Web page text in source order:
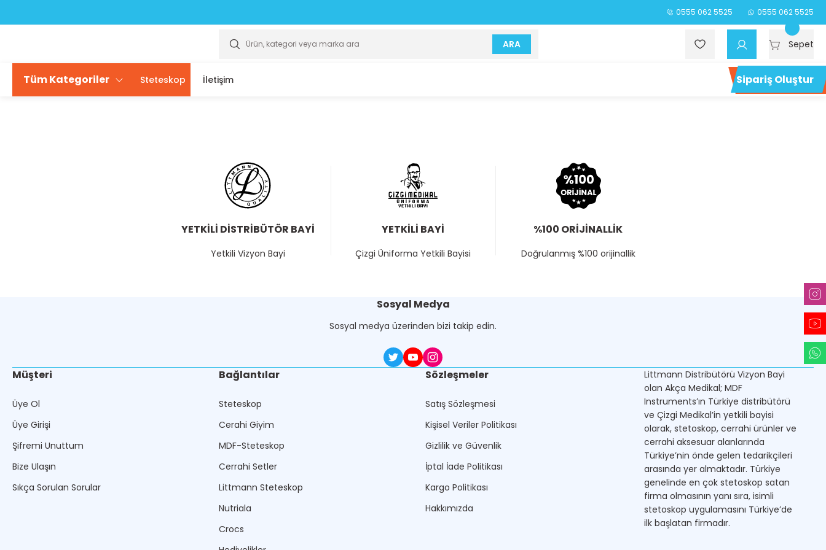
0555 062 5525 0555 062 5525
ARA Sepet
Tüm Kategoriler Steteskop İletişim Sipariş Oluştur
YETKİLİ DİSTRİBÜTÖR BAYİ
Yetkili Vizyon Bayi
YETKİLİ BAYİ
Çizgi Üniforma Yetkili Bayisi
%100 ORİJİNALLİK
Doğrulanmış %100 orijinallik
Sosyal Medya
Sosyal medya üzerinden bizi takip edin.
Müşteri
Üye Ol
Üye Girişi
Şifremi Unuttum
Bize Ulaşın
Sıkça Sorulan Sorular
Bağlantılar
Steteskop
Cerahi Giyim
MDF-Steteskop
Cerrahi Setler
Littmann Steteskop
Nutriala
Crocs
Sözleşmeler
Satış Sözleşmesi
Kişisel Veriler Politikası
Gizlilik ve Güvenlik
İptal İade Politikası
Kargo Politikası
Hakkımızda
Littmann Distribütörü Vizyon Bayi
olan Akça Medikal; MDF
Instruments’ın Türkiye distribütörü
ve Çizgi Medikal’in yetkili bayisi
olarak, stetoskop, cerrahi ürünler ve
cerrahi aksesuar alanlarında
Türkiye’nin önde gelen tedarikçileri
arasında yer almaktadır. Türkiye
genelinde en çok stetoskop satan
firma olmasının yanı sıra, isimli
stetoskop uygulamasını Türkiye’de
ilk başlatan firmadır.